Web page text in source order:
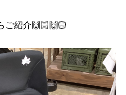
ご紹介🙌🏻🙌🏻